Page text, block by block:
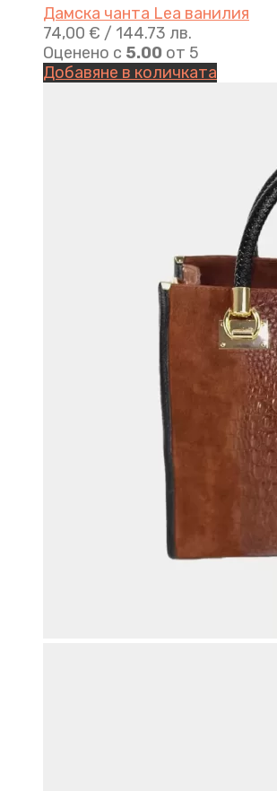
Дамска чанта Lea ванилия
74,00 € / 144.73 лв.
Оценено с 5.00 от 5
Добавяне в количката